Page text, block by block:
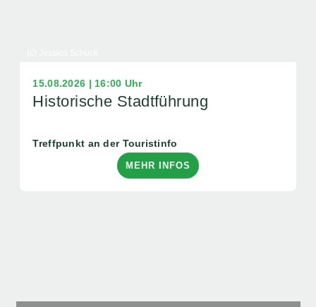
15.08.2026 | 16:00 Uhr
Historische Stadtführung
Treffpunkt an der Touristinfo
MEHR INFOS